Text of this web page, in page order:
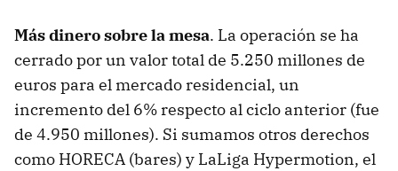
Más dinero sobre la mesa. La operación se ha
cerrado por un valor total de 5.250 millones de
euros para el mercado residencial, un
incremento del 6% respecto al ciclo anterior (fue
de 4.950 millones). Si sumamos otros derechos
como HORECA (bares) y LaLiga Hypermotion, el